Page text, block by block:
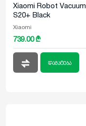
Xiaomi Robot Vacuum
S20+ Black
Xiaomi
739.00 ₾
დამატება